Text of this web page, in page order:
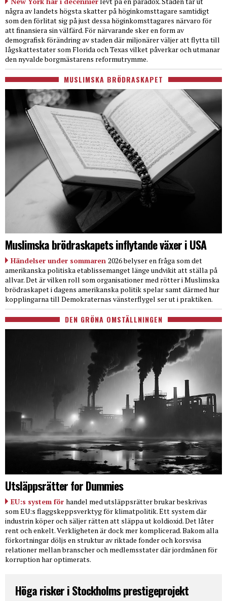
några av landets högsta skatter på höginkomsttagare samtidigt
som den förlitat sig på just dessa höginkomsttagares närvaro för
att finansiera sin välfärd. För närvarande sker en form av
demografisk förändring av staden där miljonärer väljer att flytta till
lågskattestater som Florida och Texas vilket påverkar och utmanar
den nyvalde borgmästarens reformutrymme.
MUSLIMSKA BRÖDRASKAPET
Muslimska brödraskapets inflytande växer i USA
Händelser under sommaren 2026 belyser en fråga som det
amerikanska politiska etablissemanget länge undvikit att ställa på
allvar. Det är vilken roll som organisationer med rötter i Muslimska
brödraskapet i dagens amerikanska politik spelar samt därmed hur
kopplingarna till Demokraternas vänsterflygel ser ut i praktiken.
DEN GRÖNA OMSTÄLLNINGEN
Utsläppsrätter for Dummies
EU:s system för handel med utsläppsrätter brukar beskrivas
som EU:s flaggskeppsverktyg för klimatpolitik. Ett system där
industrin köper och säljer rätten att släppa ut koldioxid. Det låter
rent och enkelt. Verkligheten är dock mer komplicerad. Bakom alla
förkortningar döljs en struktur av riktade fonder och korsvisa
relationer mellan branscher och medlemsstater där jordmånen för
korruption har optimerats.
Höga risker i Stockholms prestigeprojekt